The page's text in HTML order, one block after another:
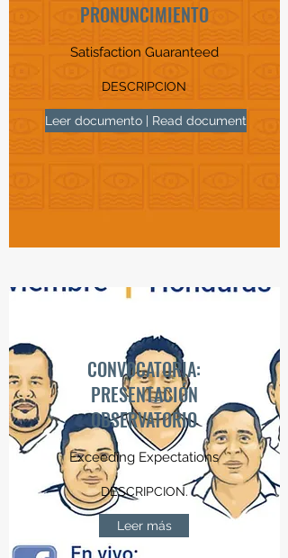
PRONUNCIMIENTO
Leer documento | Read document
Satisfaction Guaranteed
DESCRIPCION
CONVOCATORIA:
PRESENTACIÓN
OBSERVATORIO
Leer más
Exceeding Expectations
DESCRIPCION.